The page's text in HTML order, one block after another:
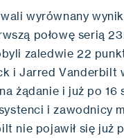
wyrównany
połowę serią
zaledwie 22
i Jarred Vanderbilt
żądanie i już po
i zawodnicy
nie pojawił się już